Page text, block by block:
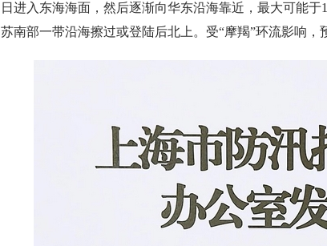
日进入东海海面，然后逐渐向华东沿海靠近，最大可能
苏南部一带沿海擦过或登陆后北上。受“摩羯”环流影响，